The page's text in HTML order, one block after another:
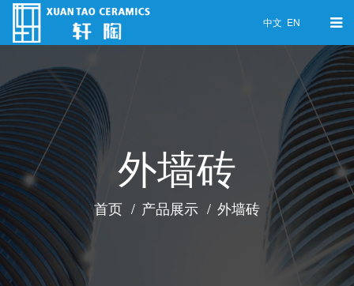
中文 EN
外墙砖
首页 产品展示 外墙砖